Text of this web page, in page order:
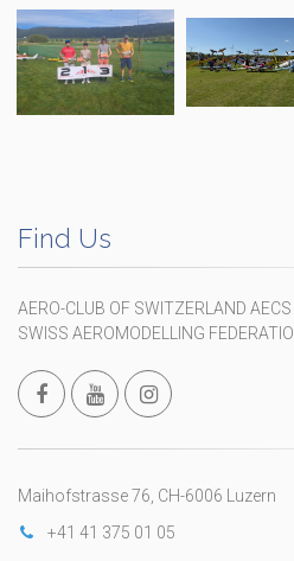
Find Us
AERO-CLUB OF SWITZERLAND AECS
SWISS AEROMODELLING
Maihofstrasse 76, CH-6006 Luzern
+41 41 375 01 05